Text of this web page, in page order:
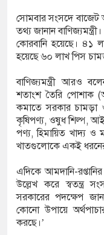
থেকে জাতীয়
হচ্ছে ‘ফ্যামিলি কার্ড’
পরিবার
ক্যারোলাইনায় বন্দুক
সমাজ কল্যাণ সংগঠনের
সৌজন্য সাক্ষাৎ
সোমবার সংসদে বাজেট
তথ্য জানান
কোরবানি হয়েছে। ৪১
হয়েছে ৬০ লাখ পিস
বাণিজ্যমন্ত্রী আরও
শতাংশ তৈরি পোশাক
কমাতে সরকার চামড়া
কৃষিপণ্য, ওষুধ শিল্প,
পণ্য, হিমায়িত খাদ্য ও
খাতগুলোকে একই ধরনের
এদিকে আমদানি-
উল্লেখ করে স্বতন্ত্র
সরকারের পদক্ষেপ
কোনো উপায়ে
করছে।’